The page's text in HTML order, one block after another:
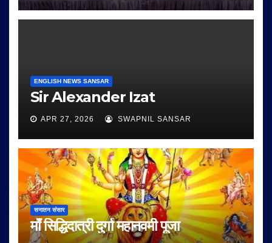
ENGLISH NEWS SANSAR
Sir Alexander Izat
APR 27, 2026 SWAPNIL SANSAR
सनातन संसार
माँ सिद्धिदात्री दुर्गा महानवमी पूजा